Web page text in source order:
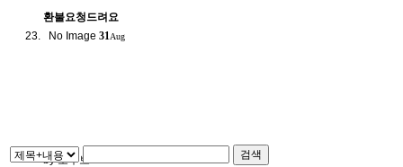
환불요청드려요
No Image 31 Aug
by 호루보
검색